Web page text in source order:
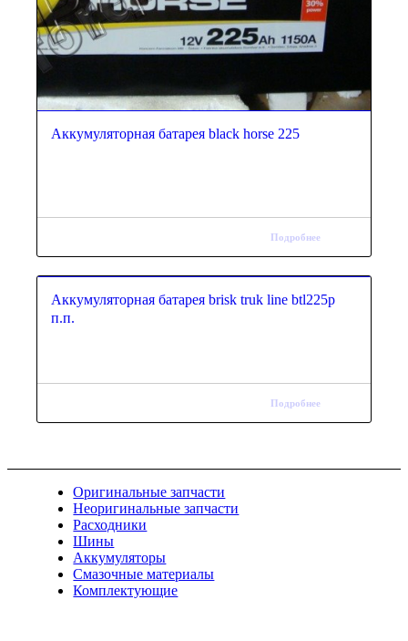
Аккумуляторная батарея black horse 225
Подробнее
Аккумуляторная батарея brisk truk line btl225p
п.п.
Подробнее
Оригинальные запчасти
Неоригинальные запчасти
Расходники
Шины
Аккумуляторы
Смазочные материалы
Комплектующие